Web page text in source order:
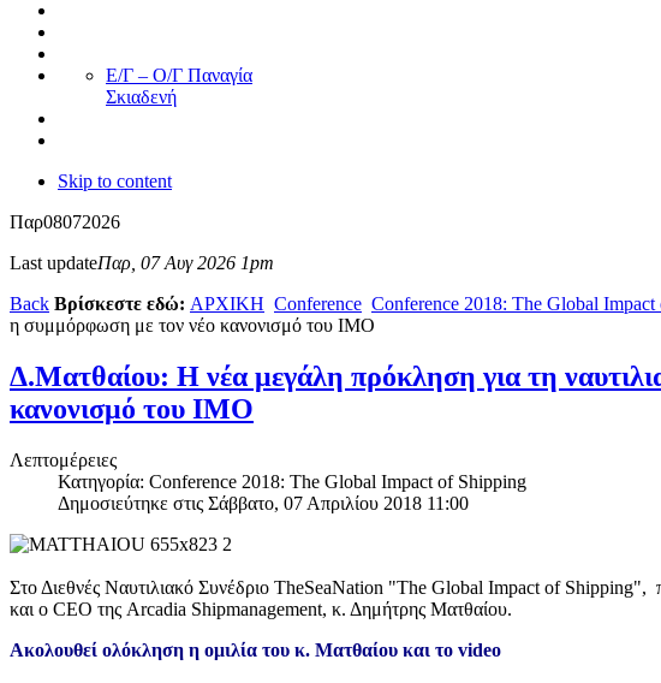
Ε/Γ – Ο/Γ Παναγία
Σκιαδενή
Skip to content
Παρ08072026
Last updateΠαρ, 07 Αυγ 2026 1pm
Back Βρίσκεστε εδώ: ΑΡΧΙΚΗ Conference Conference 2018: The Global
η συμμόρφωση με τον νέο κανονισμό του ΙΜΟ
Δ.Ματθαίου: Η νέα μεγάλη πρόκληση για τη
κανονισμό του ΙΜΟ
Λεπτομέρειες
Κατηγορία: Conference 2018: The Global Impact of Shipping
Δημοσιεύτηκε στις Σάββατο, 07 Απριλίου 2018 11:00
Στο Διεθνές Ναυτιλιακό Συνέδριο TheSeaNation "The Global Impact of Shipping",
και ο CEO της Arcadia Shipmanagement, κ. Δημήτρης Ματθαίου.
Ακολουθεί ολόκληση η ομιλία του κ. Ματθαίου και το video